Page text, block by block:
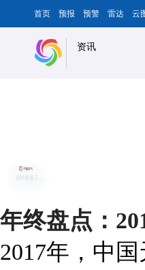
首页 预报 预警 雷达 云
资讯
年终盘点：
2017年，中